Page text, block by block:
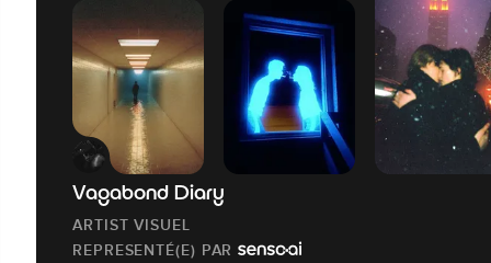
Vagabond Diary
ARTIST VISUEL
REPRESENTÉ(E) PAR